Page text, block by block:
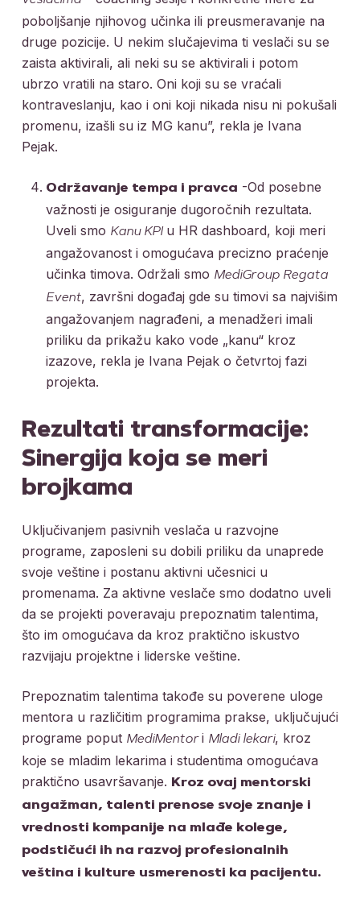
poboljšanje njihovog učinka ili preusmeravanje na
druge pozicije. U nekim slučajevima ti veslači su se
zaista aktivirali, ali neki su se aktivirali i potom
ubrzo vratili na staro. Oni koji su se vraćali
kontraveslanju, kao i oni koji nikada nisu ni pokušali
promenu, izašli su iz MG kanu”, rekla je Ivana
Pejak.
Održavanje tempa i pravca -Od posebne
važnosti je osiguranje dugoročnih rezultata.
Uveli smo Kanu KPIu HR dashboard, koji meri
angažovanost i omogućava precizno praćenje
učinka timova. Održali smo MediGroup Regata
Event, završni događaj gde su timovi sa najvišim
angažovanjem nagrađeni, a menadžeri imali
priliku da prikažu kako vode „kanu“ kroz
izazove, rekla je Ivana Pejak o četvrtoj fazi
projekta.
Rezultati transformacije:
Sinergija koja se meri
brojkama
Uključivanjem pasivnih veslača u razvojne
programe, zaposleni su dobili priliku da unaprede
svoje veštine i postanu aktivni učesnici u
promenama. Za aktivne veslače smo dodatno uveli
da se projekti poveravaju prepoznatim talentima,
što im omogućava da kroz praktično iskustvo
razvijaju projektne i liderske veštine.
Prepoznatim talentima takođe su poverene uloge
mentora u različitim programima prakse, uključujući
programe poput MediMentori Mladi lekari, kroz
koje se mladim lekarima i studentima omogućava
praktično usavršavanje.
Kroz ovaj mentorski
angažman, talenti prenose svoje znanje i
vrednosti kompanije na mlađe kolege,
podstičući ih na razvoj profesionalnih
veština i kulture usmerenosti ka pacijentu.